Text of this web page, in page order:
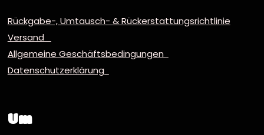
Rückgabe-, Umtausch- & Rückerstattungsrichtlinie
Versand
Allgemeine Geschäftsbedingungen
Datenschutzerklärung
Um